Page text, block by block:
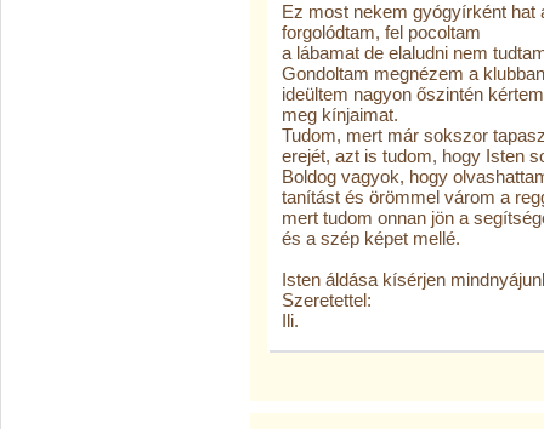
Ez most nekem gyógyírként hat
forgolódtam, fel pocoltam
a lábamat de elaludni nem
Gondoltam megnézem a
ideültem nagyon őszintén
meg kínjaimat.
Tudom, mert már sokszor
erejét, azt is tudom, hogy Isten
Boldog vagyok, hogy
tanítást és örömmel várom a
mert tudom onnan jön a
és a szép képet mellé.
Isten áldása kísérjen
Szeretettel:
Ili.